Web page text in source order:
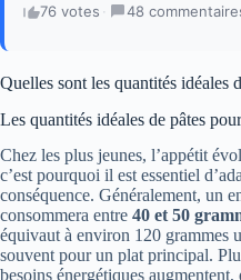
76 votes · 48
Quelles sont les quantités idéales
Les quantités idéales de pâtes
Chez les plus jeunes, l’appétit
c’est pourquoi il est essentiel
conséquence. Généralement, un
consommera entre 40 et 50
équivaut à environ 120 grammes
souvent pour un plat principal.
besoins énergétiques